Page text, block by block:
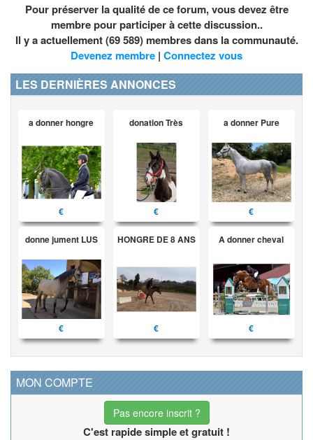
Pour préserver la qualité de ce forum, vous devez être
membre pour participer à cette discussion..
Il y a actuellement (69 589) membres dans la communauté.
Devenez membre | Connectez vous
LES DERNIÈRES ANNONCES
a donner hongre
€
donation Très
€
a donner Pure
€
donne jument LUS
€
HONGRE DE 8 ANS
€
A donner cheval
€
MON COMPTE
Pas encore inscrit ?
C'est rapide simple et gratuit !